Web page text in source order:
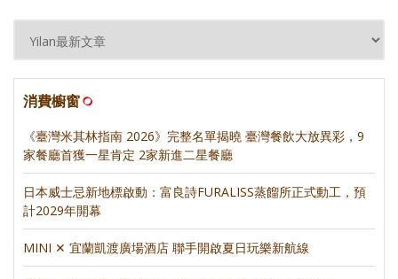
消費櫥窗
《臺灣米其林指南 2026》完整名單揭曉 臺灣餐飲大放異彩，9
家餐廳首獲一星肯定 2家新進二星餐廳
日本威士忌新地標啟動：富良詩FURALISS蒸餾所正式動工，預
計2029年開幕
MINI ✕ 宜蘭凱渡廣場酒店 聯手開啟夏日玩樂新航線